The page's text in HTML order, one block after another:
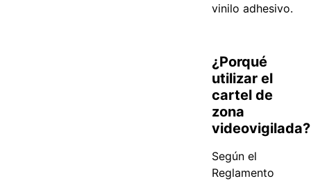
vinilo adhesivo.
¿Porqué
utilizar el
cartel de
zona
videovigilada?
Según el
Reglamento